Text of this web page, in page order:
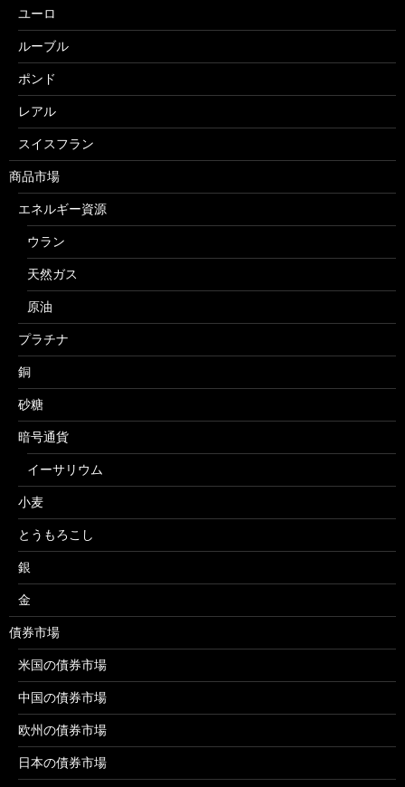
ユーロ
ルーブル
ポンド
レアル
スイスフラン
商品市場
エネルギー資源
ウラン
天然ガス
原油
プラチナ
銅
砂糖
暗号通貨
イーサリウム
小麦
とうもろこし
銀
金
債券市場
米国の債券市場
中国の債券市場
欧州の債券市場
日本の債券市場